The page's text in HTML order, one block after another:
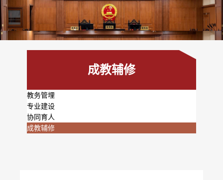
成教辅修
教务管埋
专业建设
协同育人
成教辅修